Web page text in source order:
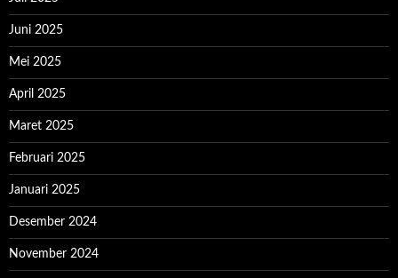
Juni 2025
Mei 2025
April 2025
Maret 2025
Februari 2025
Januari 2025
Desember 2024
November 2024